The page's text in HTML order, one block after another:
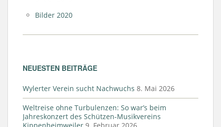
Bilder 2020
NEUESTEN BEITRÄGE
Wylerter Verein sucht Nachwuchs 8. Mai 2026
Weltreise ohne Turbulenzen: So war’s beim
Jahreskonzert des Schützen-Musikvereins